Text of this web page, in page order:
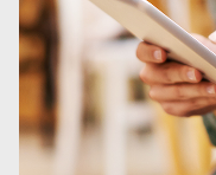
Pour maximiser la
déployer une
évolutive et sous
possibilités de tous
pour un outil